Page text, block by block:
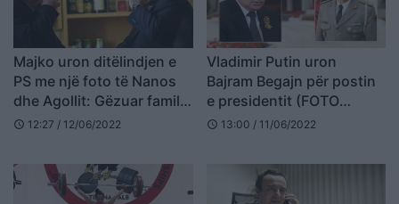
Majko uron ditëlindjen e
PS me një foto të Nanos
dhe Agollit: Gëzuar familja
ime
schedule 12:27 / 12/06/2022
Vladimir Putin uron
Bajram Begajn për postin
e presidentit (FOTO
LAJM)
schedule 13:00 / 11/06/2022